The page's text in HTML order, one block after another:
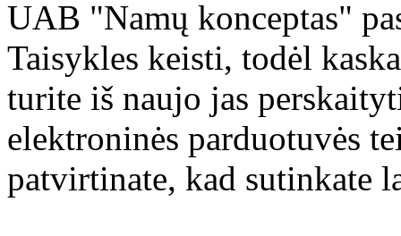
UAB "Namų konceptas"
Taisykles keisti, todėl
turite iš naujo jas
elektroninės parduotuvės
patvirtinate, kad sutinkate